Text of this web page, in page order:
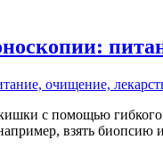
с помощью гибкого
взять биопсию